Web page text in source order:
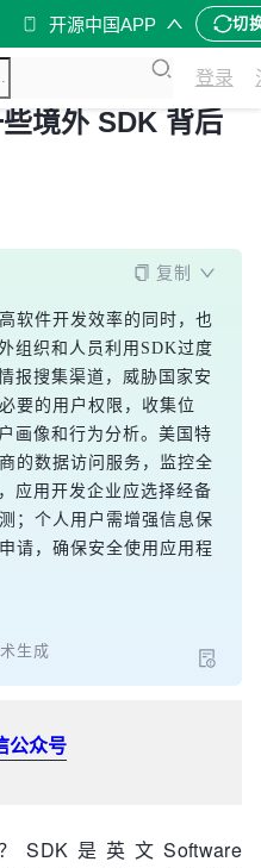
开源中国APP 切
登录
境外 SDK 背后
复制
软件开发效率的同时，也
组织和人员利用SDK过度
报搜集渠道，威胁国家安
要的用户权限，收集位
画像和行为分析。美国特
的数据访问服务，监控全
应用开发企业应选择经备
；个人用户需增强信息保
请，确保安全使用应用程
生成
公众号
是英文Software